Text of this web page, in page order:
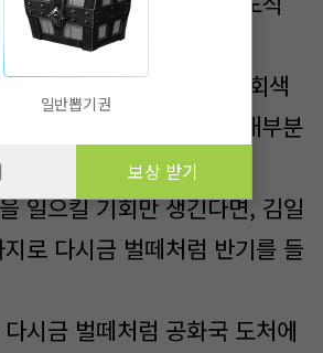
이 실수였다.
따라 반란군에 가담했던 회색
전히 아직 북조선 군대 대부분
차지하고 있었다.
일으킬 기회만 생긴다면, 김일
로 다시금 벌떼처럼 반기를 들
시금 벌떼처럼 공화국 도처에
일반뽑기권
보상 받기